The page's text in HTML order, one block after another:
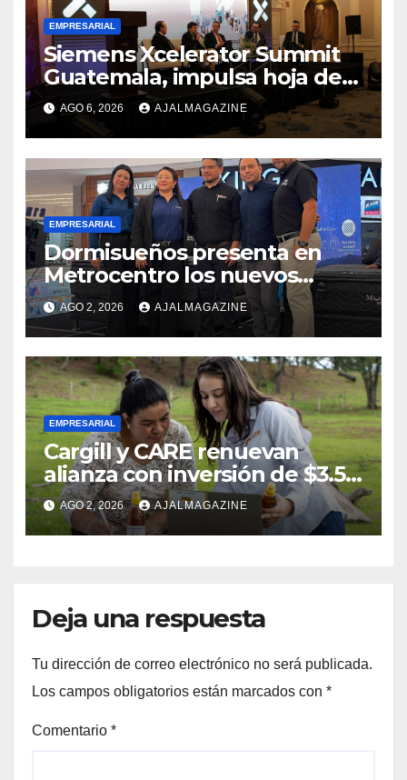
EMPRESARIAL
Siemens Xcelerator Summit
Guatemala, impulsa hoja de
ruta para acelerar la
competitividad del país
AGO 6, 2026 AJALMAGAZINE
EMPRESARIAL
Dormisueños presenta en
Metrocentro los nuevos
modelos Muna Care de
Comfort Life: Innovación y
calidad en descanso
AGO 2, 2026 AJALMAGAZINE
EMPRESARIAL
Cargill y CARE renuevan
alianza con inversión de $3.5
millones para el desarrollo de
mujeres rurales en
Centroamérica
AGO 2, 2026 AJALMAGAZINE
Deja una respuesta
Tu dirección de correo electrónico no será publicada.
Los campos obligatorios están marcados con *
Comentario *